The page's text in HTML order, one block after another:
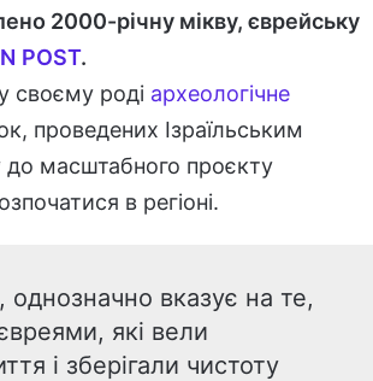
2000-річну мікву, єврейську
POST.
своєму роді археологічне
проведених Ізраїльським
до масштабного проєкту
в регіоні.
однозначно вказує на те,
які вели
і зберігали чистоту